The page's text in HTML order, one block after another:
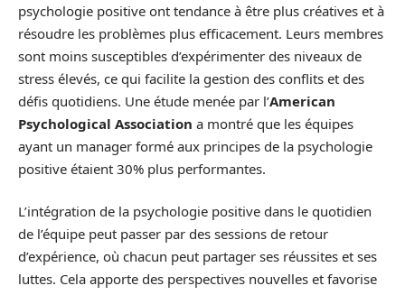
psychologie positive ont tendance à être plus créatives et à
résoudre les problèmes plus efficacement. Leurs membres
sont moins susceptibles d’expérimenter des niveaux de
stress élevés, ce qui facilite la gestion des conflits et des
défis quotidiens. Une étude menée par l’American
Psychological Association a montré que les équipes
ayant un manager formé aux principes de la psychologie
positive étaient 30% plus performantes.
L’intégration de la psychologie positive dans le quotidien
de l’équipe peut passer par des sessions de retour
d’expérience, où chacun peut partager ses réussites et ses
luttes. Cela apporte des perspectives nouvelles et favorise